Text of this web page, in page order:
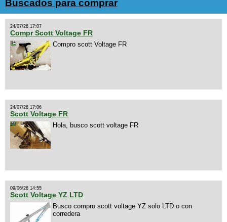
Buscados para comprar
24/07/26 17:07
Compr Scott Voltage FR
Compro scott Voltage FR
24/07/26 17:06
Scott Voltage FR
Hola, busco scott voltage FR
09/06/26 14:55
Scott Voltage YZ LTD
Busco compro scott voltage YZ solo LTD o con
corredera